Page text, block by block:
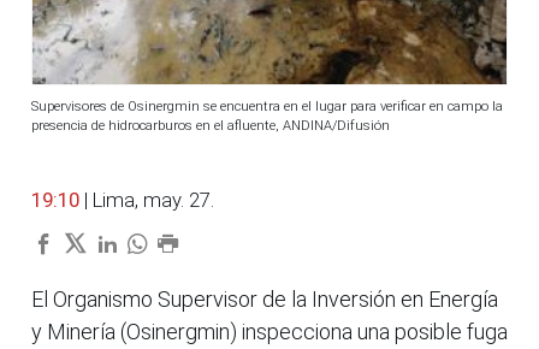
Supervisores de Osinergmin se encuentra en el lugar para verificar en campo la
presencia de hidrocarburos en el afluente, ANDINA/Difusión
19:10 | Lima, may. 27.
El Organismo Supervisor de la Inversión en Energía
y Minería (Osinergmin) inspecciona una posible fuga